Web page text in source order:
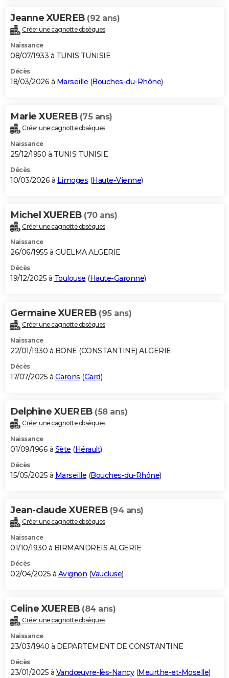
Bricolage
Lifestyle
Culture
Sport
Auto
Television
Voyage
Cinema
Jeanne XUEREB (92 ans)
Créer une cagnotte obsèques
Naissance
08/07/1933 à TUNIS TUNISIE
Décès
18/03/2026 à Marseille (Bouches-du-Rhône)
Marie XUEREB (75 ans)
Créer une cagnotte obsèques
Naissance
25/12/1950 à TUNIS TUNISIE
Décès
10/03/2026 à Limoges (Haute-Vienne)
Michel XUEREB (70 ans)
Créer une cagnotte obsèques
Naissance
26/06/1955 à GUELMA ALGERIE
Décès
19/12/2025 à Toulouse (Haute-Garonne)
Germaine XUEREB (95 ans)
Créer une cagnotte obsèques
Naissance
22/01/1930 à BONE (CONSTANTINE) ALGERIE
Décès
17/07/2025 à Garons (Gard)
Delphine XUEREB (58 ans)
Créer une cagnotte obsèques
Naissance
01/09/1966 à Sète (Hérault)
Décès
15/05/2025 à Marseille (Bouches-du-Rhône)
Jean-claude XUEREB (94 ans)
Créer une cagnotte obsèques
Naissance
01/10/1930 à BIRMANDREIS ALGERIE
Décès
02/04/2025 à Avignon (Vaucluse)
Celine XUEREB (84 ans)
Créer une cagnotte obsèques
Naissance
23/03/1940 à DEPARTEMENT DE CONSTANTINE
Décès
23/01/2025 à Vandœuvre-lès-Nancy(Meurthe-et-Moselle)